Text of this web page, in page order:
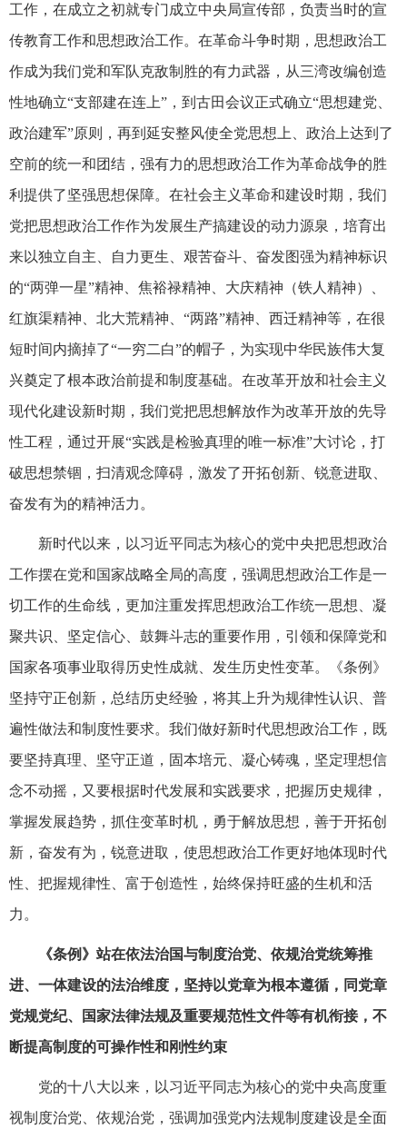
工作，在成立之初就专门成立中央局宣传部，负责当时的宣
传教育工作和思想政治工作。在革命斗争时期，思想政治工
作成为我们党和军队克敌制胜的有力武器，从三湾改编创造
性地确立“支部建在连上”，到古田会议正式确立“思想建党、
政治建军”原则，再到延安整风使全党思想上、政治上达到了
空前的统一和团结，强有力的思想政治工作为革命战争的胜
利提供了坚强思想保障。在社会主义革命和建设时期，我们
党把思想政治工作作为发展生产搞建设的动力源泉，培育出
来以独立自主、自力更生、艰苦奋斗、奋发图强为精神标识
的“两弹一星”精神、焦裕禄精神、大庆精神（铁人精神）、
红旗渠精神、北大荒精神、“两路”精神、西迁精神等，在很
短时间内摘掉了“一穷二白”的帽子，为实现中华民族伟大复
兴奠定了根本政治前提和制度基础。在改革开放和社会主义
现代化建设新时期，我们党把思想解放作为改革开放的先导
性工程，通过开展“实践是检验真理的唯一标准”大讨论，打
破思想禁锢，扫清观念障碍，激发了开拓创新、锐意进取、
奋发有为的精神活力。
新时代以来，以习近平同志为核心的党中央把思想政治
工作摆在党和国家战略全局的高度，强调思想政治工作是一
切工作的生命线，更加注重发挥思想政治工作统一思想、凝
聚共识、坚定信心、鼓舞斗志的重要作用，引领和保障党和
国家各项事业取得历史性成就、发生历史性变革。《条例》
坚持守正创新，总结历史经验，将其上升为规律性认识、普
遍性做法和制度性要求。我们做好新时代思想政治工作，既
要坚持真理、坚守正道，固本培元、凝心铸魂，坚定理想信
念不动摇，又要根据时代发展和实践要求，把握历史规律，
掌握发展趋势，抓住变革时机，勇于解放思想，善于开拓创
新，奋发有为，锐意进取，使思想政治工作更好地体现时代
性、把握规律性、富于创造性，始终保持旺盛的生机和活
力。
《条例》站在依法治国与制度治党、依规治党统筹推
进、一体建设的法治维度，坚持以党章为根本遵循，同党章
党规党纪、国家法律法规及重要规范性文件等有机衔接，不
断提高制度的可操作性和刚性约束
党的十八大以来，以习近平同志为核心的党中央高度重
视制度治党、依规治党，强调加强党内法规制度建设是全面